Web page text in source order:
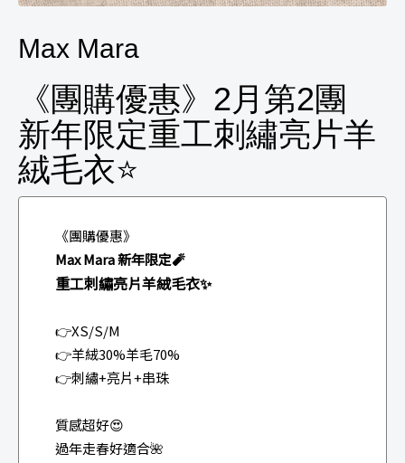
Max Mara
《團購優惠》2月第2團
新年限定重工刺繡亮片羊
絨毛衣⭐
《團購優惠》
Max Mara 新年限定🧨
重工刺繡亮片羊絨毛衣✨
👉XS/S/M
👉羊絨30%羊毛70%
👉刺繡+亮片+串珠
質感超好😍
過年走春好適合🌺